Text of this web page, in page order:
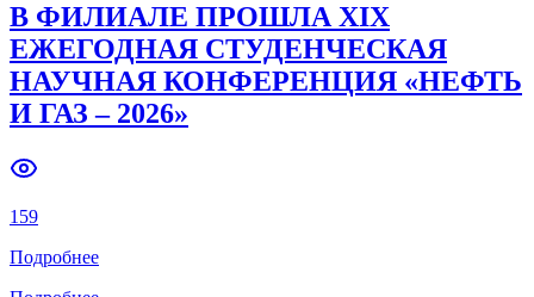
В ФИЛИАЛЕ ПРОШЛА XIX
ЕЖЕГОДНАЯ СТУДЕНЧЕСКАЯ
НАУЧНАЯ КОНФЕРЕНЦИЯ «НЕФТЬ
И ГАЗ – 2026»
159
Подробнее